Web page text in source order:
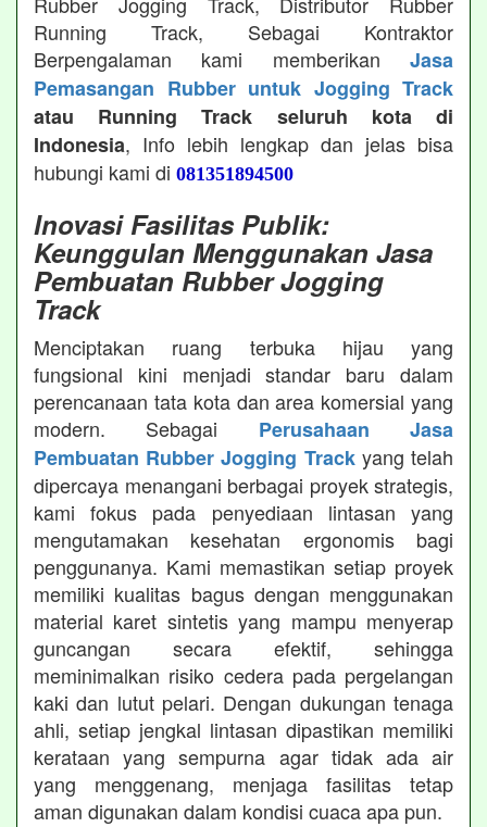
Running Track, Sebagai Kontraktor
Berpengalaman kami memberikan Jasa
Pemasangan Rubber untuk Jogging Track
atau Running Track seluruh kota di
Indonesia, Info lebih lengkap dan jelas bisa
hubungi kami di 081351894500
Inovasi Fasilitas Publik:
Keunggulan Menggunakan Jasa
Pembuatan Rubber Jogging
Track
Menciptakan ruang terbuka hijau yang
fungsional kini menjadi standar baru dalam
perencanaan tata kota dan area komersial yang
modern. Sebagai Perusahaan Jasa
Pembuatan Rubber Jogging Trackyang telah
dipercaya menangani berbagai proyek strategis,
kami fokus pada penyediaan lintasan yang
mengutamakan kesehatan ergonomis bagi
penggunanya. Kami memastikan setiap proyek
memiliki kualitas bagus dengan menggunakan
material karet sintetis yang mampu menyerap
guncangan secara efektif, sehingga
meminimalkan risiko cedera pada pergelangan
kaki dan lutut pelari. Dengan dukungan tenaga
ahli, setiap jengkal lintasan dipastikan memiliki
kerataan yang sempurna agar tidak ada air
yang menggenang, menjaga fasilitas tetap
aman digunakan dalam kondisi cuaca apa pun.